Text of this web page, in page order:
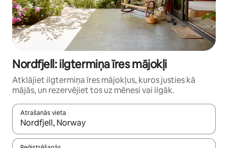
Nordfjell: ilgtermiņa īres mājokļi
Atklājiet ilgtermiņa īres mājokļus, kuros justies kā
mājās, un rezervējiet tos uz mēnesi vai ilgāk.
Atrašanās vieta
Kad rezultāti kļūs pieejami, izmantojiet bultiņu uz augšu un